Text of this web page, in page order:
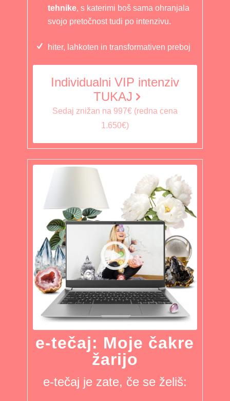
tehnike, s katerimi boš sama ohranjala
svojo pretočnost tudi po intenzivu.
hiter, lahkoten in transformativen preboj
Individualni VIP intenziv
TUKAJ
Sedaj znižan na 997€ (redna cena
1.650€)
e-tečaj: Moje čakre
žarijo
e-tečaj je zate, če se želiš: